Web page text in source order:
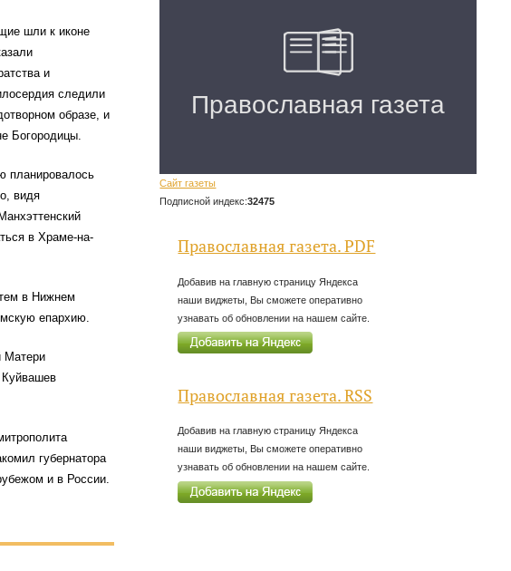
шли к иконе
и
следили
образе, и
Богородицы.
планировалось
видя
в Храме-на-
в Нижнем
епархию.
Матери
Куйвашев
губернатора
и в России.
Сайт газеты
Подписной индекс:32475
Православная газета. PDF
Добавив на главную страницу Яндекса
наши виджеты, Вы сможете оперативно
узнавать об обновлении на нашем сайте.
Православная газета. RSS
Добавив на главную страницу Яндекса
наши виджеты, Вы сможете оперативно
узнавать об обновлении на нашем сайте.